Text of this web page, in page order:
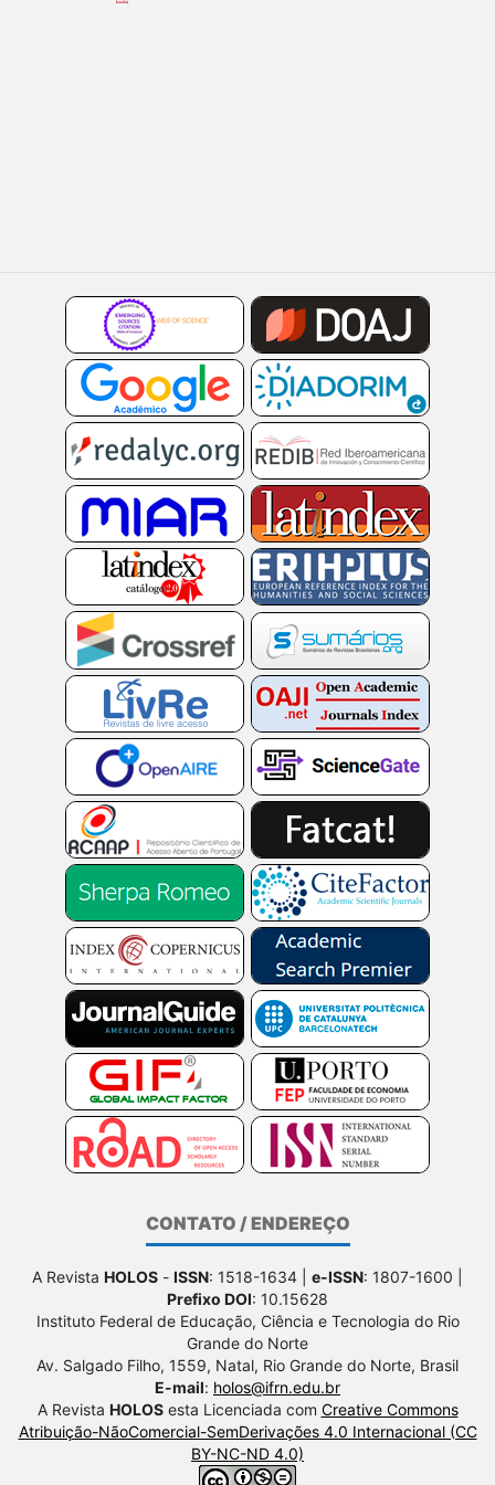
CONTATO / ENDEREÇO
A Revista HOLOS - ISSN: 1518-1634 | e-ISSN: 1807-1600 |
Prefixo DOI: 10.15628
Instituto Federal de Educação, Ciência e Tecnologia do Rio
Grande do Norte
Av. Salgado Filho, 1559, Natal, Rio Grande do Norte, Brasil
E-mail: holos@ifrn.edu.br
A Revista HOLOSesta Licenciada com Creative Commons
Atribuição-NãoComercial-SemDerivações 4.0 Internacional (CC
BY-NC-ND 4.0)